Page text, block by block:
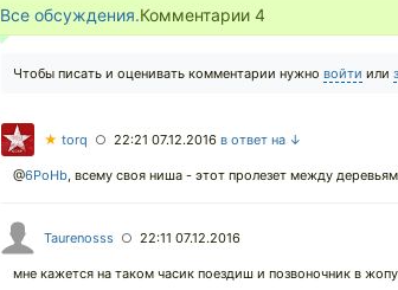
Все обсуждения.Комментарии 4
Чтобы писать и оценивать комментарии нужно войти или
★ torq ○ 22:21 07.12.2016 в ответ на ↓
@6PoHb, всему своя ниша - этот пролезет между
Taurenosss ○ 22:11 07.12.2016
мне кажется на таком часик поездиш и позвоночник в